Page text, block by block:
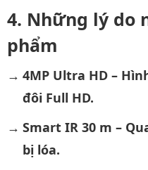
Những lý do
phẩm
4MP Ultra HD –
đôi Full HD.
Smart IR 30 m –
bị lóa.